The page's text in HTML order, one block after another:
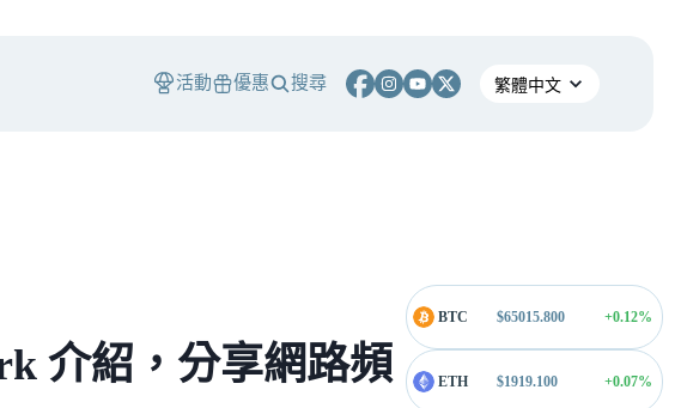
活動 優惠 搜尋
介紹，分享網路頻
BTC $65015.800 +0.12%
ETH $1919.100 +0.07%